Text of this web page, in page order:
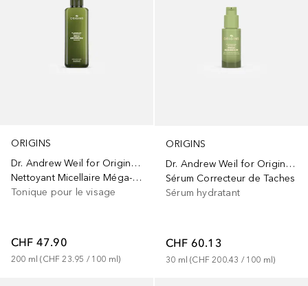
ORIGINS
Dr. Andrew Weil for Origins™
Nettoyant Micellaire Méga-Champignon
Tonique pour le visage
CHF 47.90
200 ml (CHF 23.95 / 100 ml)
ORIGINS
Dr. Andrew Weil for Origins™
Sérum Correcteur de Taches
Sérum hydratant
CHF 60.13
30 ml (CHF 200.43 / 100 ml)